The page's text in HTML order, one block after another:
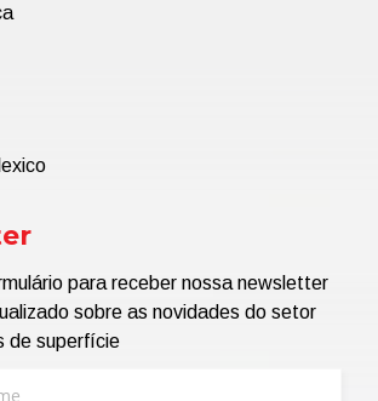
para receber nossa newsletter
sobre as novidades do setor
de superfície